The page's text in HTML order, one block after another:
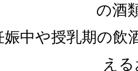
の酒
娠中や授乳期の飲
え